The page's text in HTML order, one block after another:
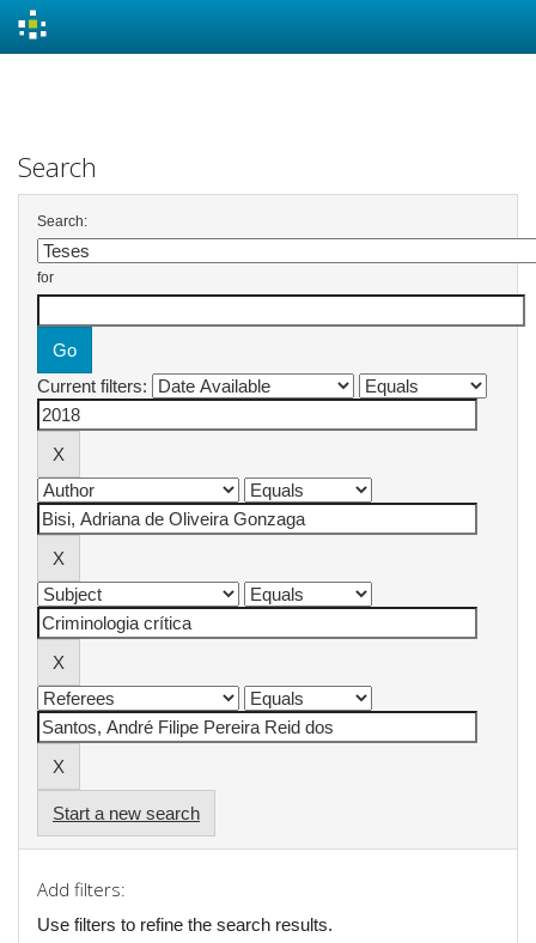
Search
Search:
for
Current filters:
Start a new search
Add filters:
Use filters to refine the search results.